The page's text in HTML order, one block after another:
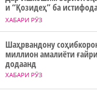
ХАБАРИ РӮЗ
и “Қозидеҳ” ба
ХАБАРИ РӮЗ
Шаҳрвандону
миллион амалиёти
додаанд